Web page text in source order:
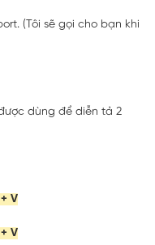
(Tôi sẽ gọi cho bạn khi
dùng để diễn tả 2
V
V